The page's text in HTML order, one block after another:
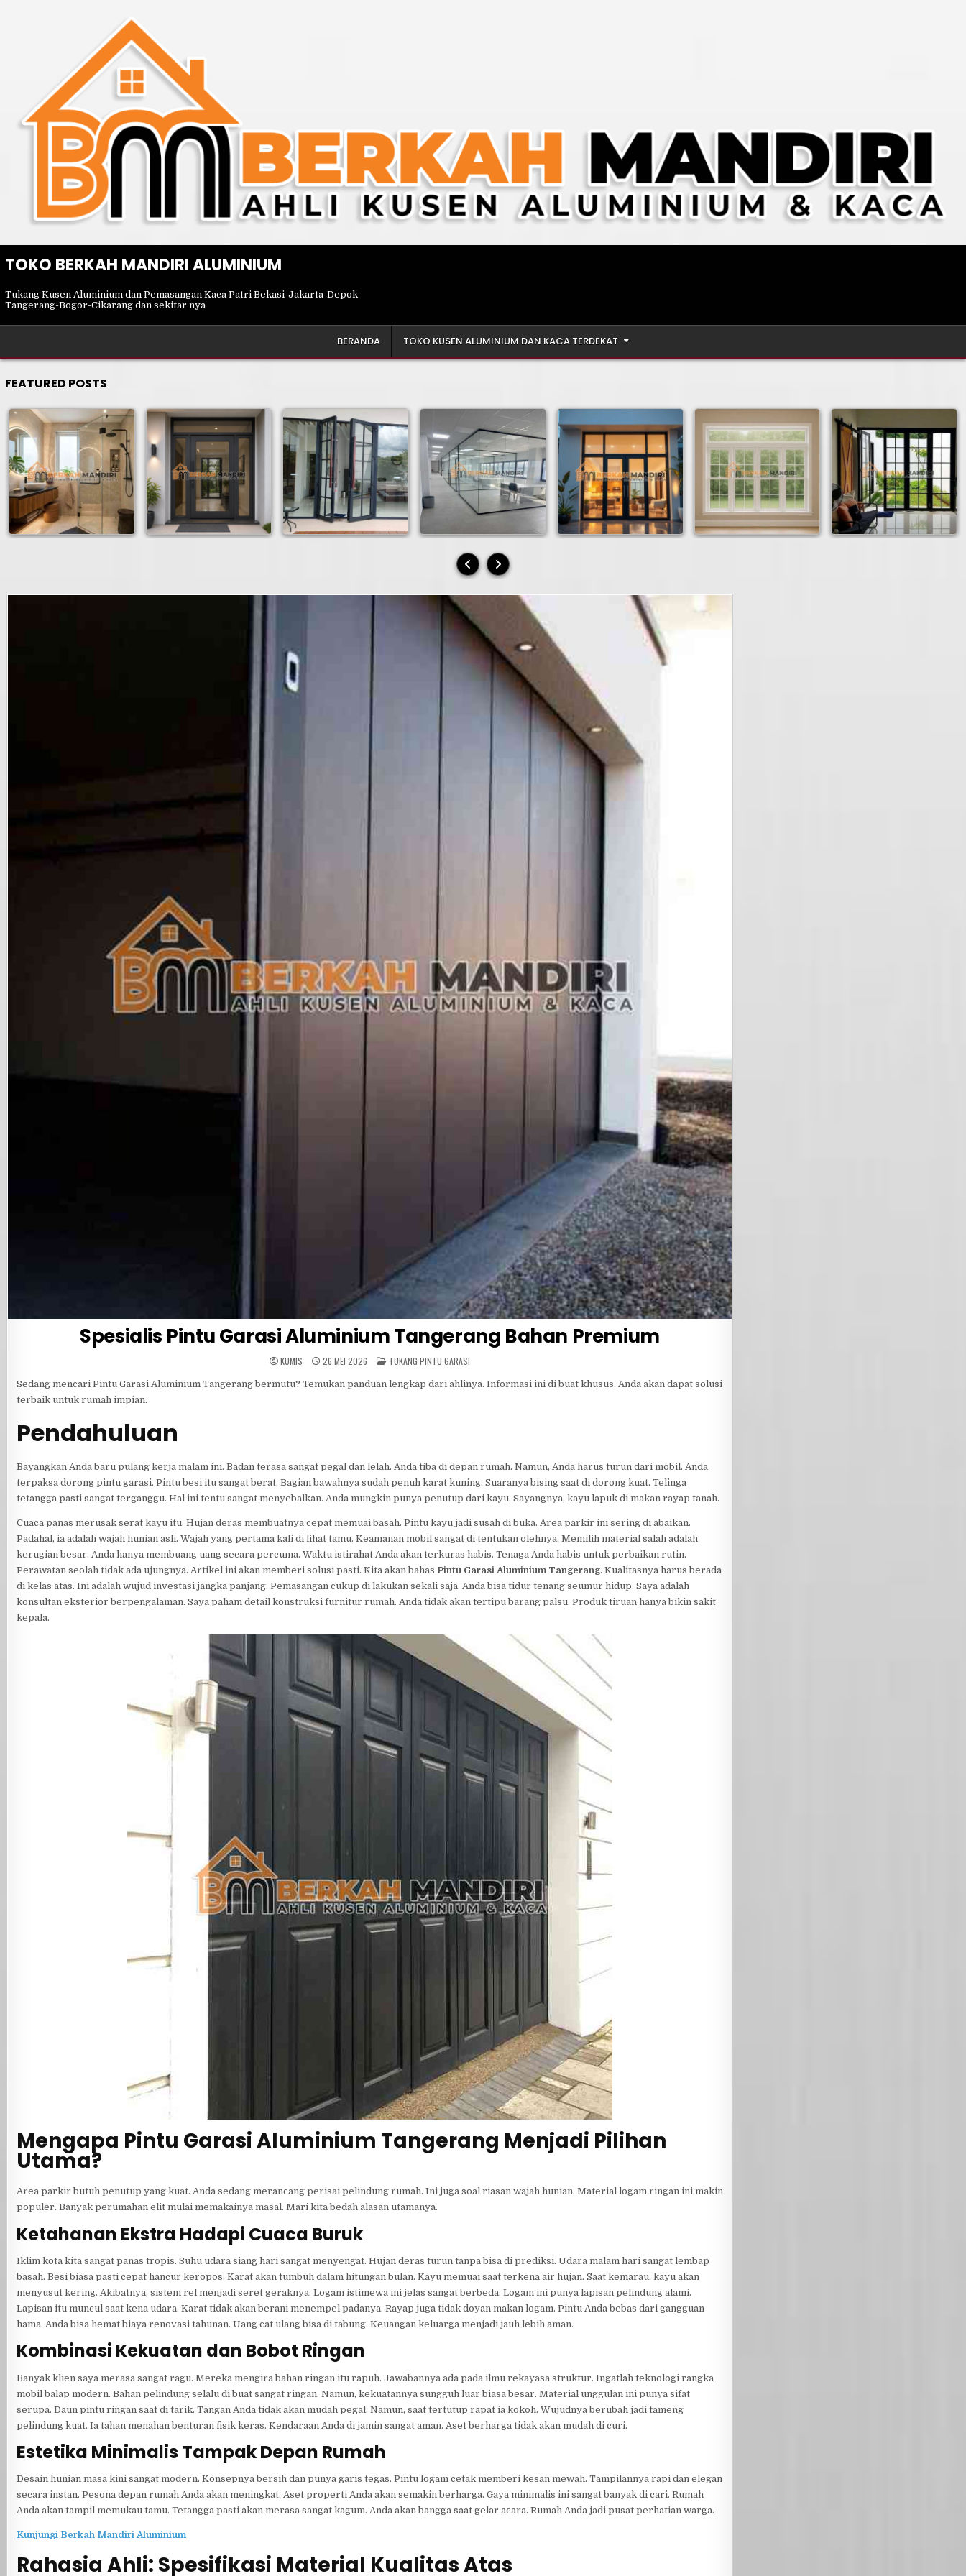
TOKO BERKAH MANDIRI ALUMINIUM
Tukang Kusen Aluminium dan Pemasangan Kaca Patri Bekasi-Jakarta-Depok-
Tangerang-Bogor-Cikarang dan sekitar nya
BERANDA TOKO KUSEN ALUMINIUM DAN KACA TERDEKAT
FEATURED POSTS
Spesialis Pintu Garasi Aluminium Tangerang Bahan Premium
KUMIS 26 MEI 2026 POSTED
IN
TUKANG PINTU GARASI
Sedang mencari Pintu Garasi Aluminium Tangerang bermutu? Temukan panduan lengkap dari ahlinya. Informasi ini di buat khusus. Anda akan dapat solusi
terbaik untuk rumah impian.
Pendahuluan
Bayangkan Anda baru pulang kerja malam ini. Badan terasa sangat pegal dan lelah. Anda tiba di depan rumah. Namun, Anda harus turun dari mobil. Anda
terpaksa dorong pintu garasi. Pintu besi itu sangat berat. Bagian bawahnya sudah penuh karat kuning. Suaranya bising saat di dorong kuat. Telinga
tetangga pasti sangat terganggu. Hal ini tentu sangat menyebalkan. Anda mungkin punya penutup dari kayu. Sayangnya, kayu lapuk di makan rayap tanah.
Cuaca panas merusak serat kayu itu. Hujan deras membuatnya cepat memuai basah. Pintu kayu jadi susah di buka. Area parkir ini sering di abaikan.
Padahal, ia adalah wajah hunian asli. Wajah yang pertama kali di lihat tamu. Keamanan mobil sangat di tentukan olehnya. Memilih material salah adalah
kerugian besar. Anda hanya membuang uang secara percuma. Waktu istirahat Anda akan terkuras habis. Tenaga Anda habis untuk perbaikan rutin.
Perawatan seolah tidak ada ujungnya. Artikel ini akan memberi solusi pasti. Kita akan bahas Pintu Garasi Aluminium Tangerang. Kualitasnya harus berada
di kelas atas. Ini adalah wujud investasi jangka panjang. Pemasangan cukup di lakukan sekali saja. Anda bisa tidur tenang seumur hidup. Saya adalah
konsultan eksterior berpengalaman. Saya paham detail konstruksi furnitur rumah. Anda tidak akan tertipu barang palsu. Produk tiruan hanya bikin sakit
kepala.
Mengapa Pintu Garasi Aluminium Tangerang Menjadi Pilihan
Utama?
Area parkir butuh penutup yang kuat. Anda sedang merancang perisai pelindung rumah. Ini juga soal riasan wajah hunian. Material logam ringan ini makin
populer. Banyak perumahan elit mulai memakainya masal. Mari kita bedah alasan utamanya.
Ketahanan Ekstra Hadapi Cuaca Buruk
Iklim kota kita sangat panas tropis. Suhu udara siang hari sangat menyengat. Hujan deras turun tanpa bisa di prediksi. Udara malam hari sangat lembap
basah. Besi biasa pasti cepat hancur keropos. Karat akan tumbuh dalam hitungan bulan. Kayu memuai saat terkena air hujan. Saat kemarau, kayu akan
menyusut kering. Akibatnya, sistem rel menjadi seret geraknya. Logam istimewa ini jelas sangat berbeda. Logam ini punya lapisan pelindung alami.
Lapisan itu muncul saat kena udara. Karat tidak akan berani menempel padanya. Rayap juga tidak doyan makan logam. Pintu Anda bebas dari gangguan
hama. Anda bisa hemat biaya renovasi tahunan. Uang cat ulang bisa di tabung. Keuangan keluarga menjadi jauh lebih aman.
Kombinasi Kekuatan dan Bobot Ringan
Banyak klien saya merasa sangat ragu. Mereka mengira bahan ringan itu rapuh. Jawabannya ada pada ilmu rekayasa struktur. Ingatlah teknologi rangka
mobil balap modern. Bahan pelindung selalu di buat sangat ringan. Namun, kekuatannya sungguh luar biasa besar. Material unggulan ini punya sifat
serupa. Daun pintu ringan saat di tarik. Tangan Anda tidak akan mudah pegal. Namun, saat tertutup rapat ia kokoh. Wujudnya berubah jadi tameng
pelindung kuat. Ia tahan menahan benturan fisik keras. Kendaraan Anda di jamin sangat aman. Aset berharga tidak akan mudah di curi.
Estetika Minimalis Tampak Depan Rumah
Desain hunian masa kini sangat modern. Konsepnya bersih dan punya garis tegas. Pintu logam cetak memberi kesan mewah. Tampilannya rapi dan elegan
secara instan. Pesona depan rumah Anda akan meningkat. Aset properti Anda akan semakin berharga. Gaya minimalis ini sangat banyak di cari. Rumah
Anda akan tampil memukau tamu. Tetangga pasti akan merasa sangat kagum. Anda akan bangga saat gelar acara. Rumah Anda jadi pusat perhatian warga.
Kunjungi Berkah Mandiri Aluminium
Rahasia Ahli: Spesifikasi Material Kualitas Atas